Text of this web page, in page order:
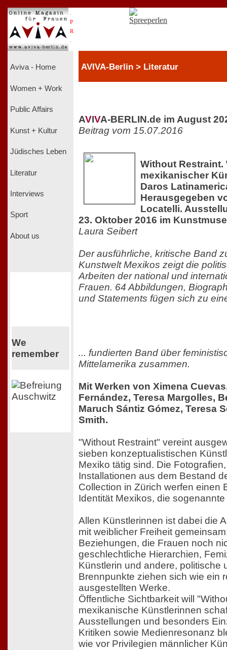
P
R
Aviva - Home
Women + Work
Public Affairs
Kunst + Kultur
Jüdisches Leben
Literatur
Interviews
Sport
About us
We
remember
AVIVA-Berlin > Literatur
AVIVA-BERLIN.de im August
Beitrag vom 15.07.2016
Without Restraint.
mexikanischer
Daros
Herausgegeben
Locatelli.
23. Oktober 2016 im
Laura Seibert
Der ausführliche, kritische Band
Kunstwelt Mexikos zeigt die
Arbeiten der national und
Frauen. 64 Abbildungen,
und Statements fügen sich zu
... fundierten Band über
Mittelamerika zusammen.
Mit Werken von Ximena
Fernández, Teresa Margolles,
Maruch Sántiz Gómez, Teresa
Smith.
"Without Restraint" vereint
sieben konzeptualistischen
Mexiko tätig sind. Die
Installationen aus dem Bestand
Collection in Zürich werfen einen
Identität Mexikos, die sogenannte
Allen Künstlerinnen ist dabei die
mit weiblicher Freiheit
Beziehungen, die Frauen noch
geschlechtliche Hierarchien,
Künstlerin und andere, politische
Brennpunkte ziehen sich wie ein
ausgestellten Werke.
Öffentliche Sichtbarkeit will
mexikanische Künstlerinnen
Ausstellungen und besonders
Kritiken sowie Medienresonanz
wie vor Privilegien männlicher